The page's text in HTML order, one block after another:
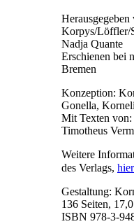
Korpys/Löffler/
Nadja Quante
Erschienen bei
Bremen
Konzeption:
Gonella,
Mit Texten
Timotheus
Weitere
des Verlags,
Gestaltung:
136 Seiten,
ISBN 978-3-